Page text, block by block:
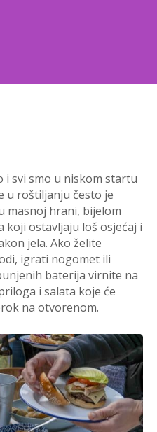
i svi smo u niskom startu
u roštiljanju često je
masnoj hrani, bijelom
koji ostavljaju loš osjećaj i
jela. Ako želite
igrati nogomet ili
baterija virnite na
i salata koje će
na otvorenom.